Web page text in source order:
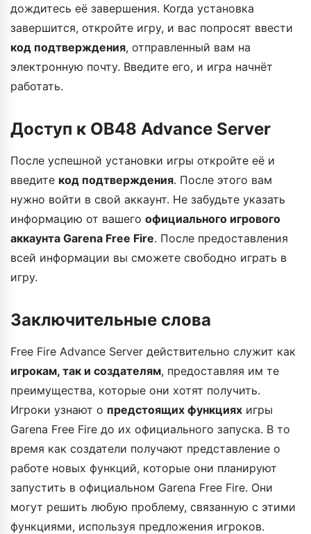
дождитесь её завершения. Когда установка
завершится, откройте игру, и вас попросят ввести
код подтверждения, отправленный вам на
электронную почту. Введите его, и игра начнёт
работать.
Доступ к OB48 Advance Server
После успешной установки игры откройте её и
введите код подтверждения. После этого вам
нужно войти в свой аккаунт. Не забудьте указать
информацию от вашего официального игрового
аккаунта Garena Free Fire. После предоставления
всей информации вы сможете свободно играть в
игру.
Заключительные слова
Free Fire Advance Server действительно служит как
игрокам, так и создателям, предоставляя им те
преимущества, которые они хотят получить.
Игроки узнают о предстоящих функциях игры
Garena Free Fire до их официального запуска. В то
время как создатели получают представление о
работе новых функций, которые они планируют
запустить в официальном Garena Free Fire. Они
могут решить любую проблему, связанную с этими
функциями, используя предложения игроков.